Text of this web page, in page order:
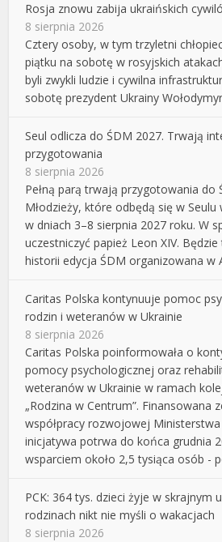
Rosja znowu zabija ukraińskich
8 sierpnia 2026
Cztery osoby, w tym trzyletni
piątku na sobotę w rosyjskich
byli zwykli ludzie i cywilna
sobotę prezydent Ukrainy
Seul odlicza do ŚDM 2027. Trwają
przygotowania
8 sierpnia 2026
Pełną parą trwają przygotowania do
Młodzieży, które odbędą się w Seulu
w dniach 3–8 sierpnia 2027 roku. W
uczestniczyć papież Leon XIV.
historii edycja ŚDM organizowana w
Caritas Polska kontynuuje pomoc
rodzin i weteranów w Ukrainie
8 sierpnia 2026
Caritas Polska poinformowała o
pomocy psychologicznej oraz
weteranów w Ukrainie w ramach
„Rodzina w Centrum”. Finansowana
współpracy rozwojowej
inicjatywa potrwa do końca grudnia
wsparciem około 2,5 tysiąca osób -
PCK: 364 tys. dzieci żyje w skrajnym
rodzinach nikt nie myśli o wakacjach
8 sierpnia 2026